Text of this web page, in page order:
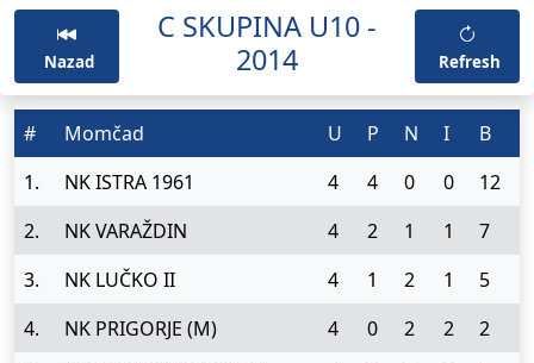
Nazad
C SKUPINA U10 -
2014
Refresh
# Momčad U P N I
B
1.
NK ISTRA 1961 4 4 0 0
12
2.
NK VARAŽDIN 4 2 1 1
7
3.
NK LUČKO II 4 1 2 1
5
4.
NK PRIGORJE (M) 4 0 2 2
2